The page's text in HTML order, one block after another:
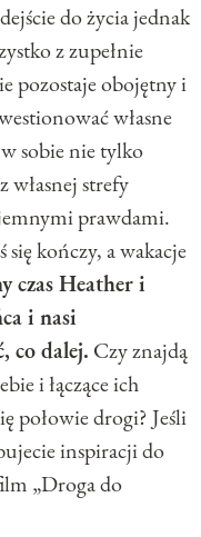
do życia jednak
z zupełnie
pozostaje obojętny i
własne
sobie nie tylko
własnej strefy
prawdami.
kończy, a wakacje
czas Heather i
i nasi
co dalej. Czy znajdą
i łączące ich
połowie drogi? Jeśli
inspiracji do
„Droga do